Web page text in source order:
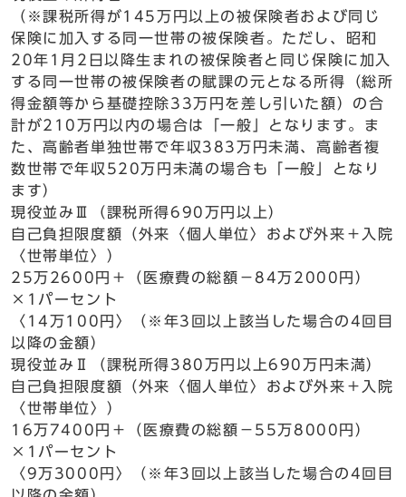
（※課税所得が145万円以上の被保険者および同じ
保険に加入する同一世帯の被保険者。ただし、昭和
20年1月2日以降生まれの被保険者と同じ保険に加入
する同一世帯の被保険者の賦課の元となる所得（総所
得金額等から基礎控除33万円を差し引いた額）の合
計が210万円以内の場合は「一般」となります。ま
た、高齢者単独世帯で年収383万円未満、高齢者複
数世帯で年収520万円未満の場合も「一般」となり
ます）
現役並みⅢ（課税所得690万円以上）
自己負担限度額（外来〈個人単位〉および外来＋入院
〈世帯単位〉）
25万2600円＋（医療費の総額−84万2000円）
×1パーセント
〈14万100円〉（※年3回以上該当した場合の4回目
以降の金額）
現役並みⅡ（課税所得380万円以上690万円未満）
自己負担限度額（外来〈個人単位〉および外来＋入院
〈世帯単位〉）
16万7400円＋（医療費の総額−55万8000円）
×1パーセント
〈9万3000円〉（※年3回以上該当した場合の4回目